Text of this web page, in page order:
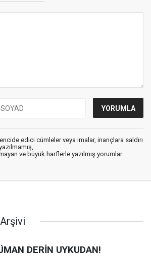
edici cümleler veya imalar, inançlara saldırı
ve büyük harflerle yazılmış yorumlar
DERİN UYKUDAN!